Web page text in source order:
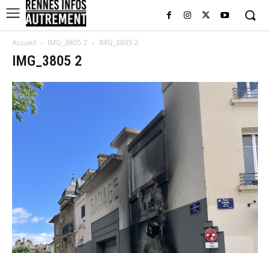
Accueil IMG_3805 2 IMG_3805 2
IMG_3805 2